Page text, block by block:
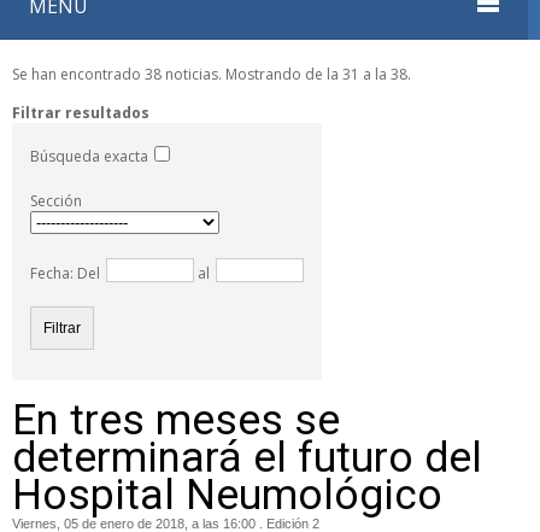
MENU
Se han encontrado 38 noticias. Mostrando de la 31 a la 38.
Filtrar resultados
Búsqueda exacta
Sección
Fecha: Del al
En tres meses se
determinará el futuro del
Hospital Neumológico
Viernes, 05 de enero de 2018, a las 16:00 . Edición 2